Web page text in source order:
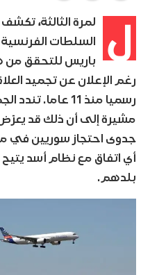
ل
لمرة الثالثة،
السلطات
باريس للتحقق
رغم الإعلان عن تجميد
رسميا منذ 11
مشيرة إلى أن ذلك قد
جدوى احتجاز سوريين في
أي اتفاق مع نظام أسد
بلدهم.